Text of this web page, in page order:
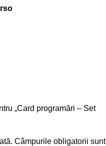
„Card programări – Set
Câmpurile obligatorii sunt